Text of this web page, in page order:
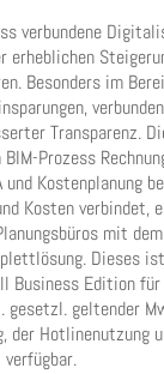
verbundene
erheblichen
Besonders im
Transparenz.
Prozess
und Kostenplanung
Kosten
mit
Dieses
Business Edition
gesetzl. geltender
der Hotlinenutzung